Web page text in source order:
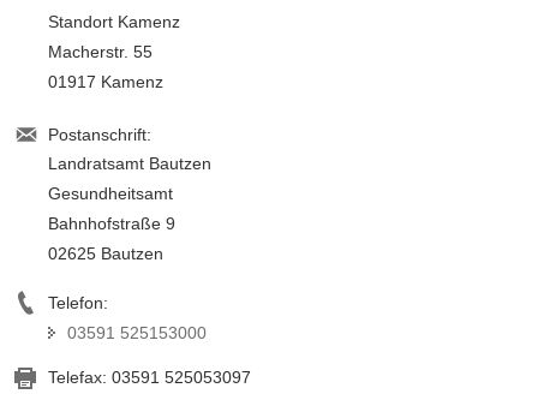
Standort Kamenz
Macherstr. 55
01917 Kamenz
Postanschrift:
Landratsamt Bautzen
Gesundheitsamt
Bahnhofstraße 9
02625 Bautzen
Telefon:
03591 525153000
Telefax: 03591 525053097